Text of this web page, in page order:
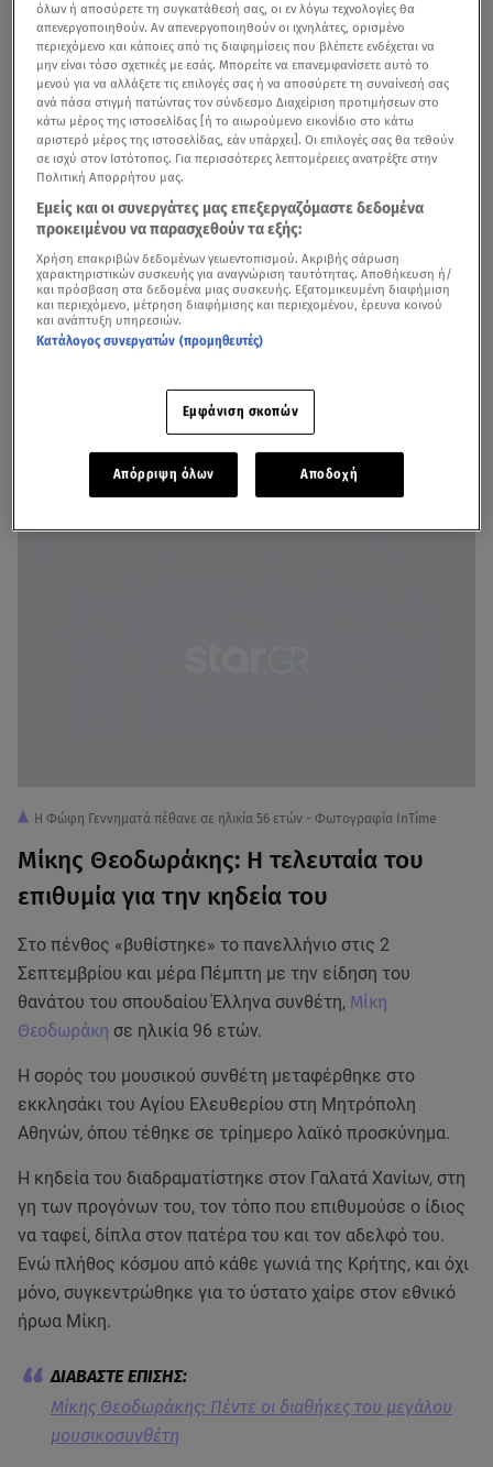
κυκλοφόρησε η τραγική είδηση του θανάτου τηςΦώφης
Γεννηματάσε ηλικία 56 ετών.
Μέχρι να νοσηλευτεί στον «Ευαγγελισμό» στις 12
Οκτωβρίου παρέμενε πιστή στα καθήκοντά της και 13
μέρες μετά τη νοσηλεία της «λύγισε», δίνοντας μέχρι το
τέλος γενναία μάχη με τον καρκίνο.
Οικογένεια, φίλοι, αλλά και ο πολιτικός κόσμος
σύσσωμος βρέθηκαν στη Μητρόπολη Αθηνών για να
πουν το τελευταίο «αντίο».
Τραγικές φιγούρες ο σύζυγός της, Ανδρέας, και τα τρία
τους παδιά, Αιμίλια, Κατερίνα, Γιώργος, που εκφώνησαν
Συγκίνηση στο 40ημερο μνημόσυνο της Φώφης
Γεννηματά
Η Φώφη Γεννηματά πέθανε σε ηλικία 56 ετών - Φωτογραφία InTime
Μίκης Θεοδωράκης: Η τελευταία του
επιθυμία για την κηδεία του
Στο πένθος «βυθίστηκε» το πανελλήνιο στις 2
Σεπτεμβρίου και μέρα Πέμπτη με την είδηση του
θανάτου του σπουδαίου Έλληνα συνθέτη, Μίκη
Θεοδωράκη σε ηλικία 96 ετών.
Η σορός του μουσικού συνθέτη μεταφέρθηκε στο
εκκλησάκι του Αγίου Ελευθερίου στη Μητρόπολη
Αθηνών, όπου τέθηκε σε τρίημερο λαϊκό προσκύνημα.
Η κηδεία του διαδραματίστηκε στον Γαλατά Χανίων, στη
γη των προγόνων του, τον τόπο που επιθυμούσε ο ίδιος
να ταφεί, δίπλα στον πατέρα του και τον αδελφό του.
Ενώ πλήθος κόσμου από κάθε γωνιά της Κρήτης, και όχι
μόνο, συγκεντρώθηκε για το ύστατο χαίρε στον εθνικό
ήρωα Μίκη.
Μίκης Θεοδωράκης: Πέντε οι διαθήκες του μεγάλου
μουσικοσυνθέτη
όλων ή αποσύρετε τη συγκατάθεσή σας, οι εν λόγω τεχνολογίες θα
απενεργοποιηθούν. Αν απενεργοποιηθούν οι ιχνηλάτες, ορισμένο
περιεχόμενο και κάποιες από τις διαφημίσεις που βλέπετε ενδέχεται να
μην είναι τόσο σχετικές με εσάς. Μπορείτε να επανεμφανίσετε αυτό το
μενού για να αλλάξετε τις επιλογές σας ή να αποσύρετε τη συναίνεσή σας
ανά πάσα στιγμή πατώντας τον σύνδεσμο Διαχείριση προτιμήσεων στο
κάτω μέρος της ιστοσελίδας [ή το αιωρούμενο εικονίδιο στο κάτω
αριστερό μέρος της ιστοσελίδας, εάν υπάρχει]. Οι επιλογές σας θα τεθούν
σε ισχύ στον Ιστότοπος. Για περισσότερες λεπτομέρειες ανατρέξτε στην
Πολιτική Απορρήτου μας.
Εμείς και οι συνεργάτες μας επεξεργαζόμαστε δεδομένα
προκειμένου να παρασχεθούν τα εξής:
Χρήση επακριβών δεδομένων γεωεντοπισμού. Ακριβής σάρωση
χαρακτηριστικών συσκευής για αναγνώριση ταυτότητας. Αποθήκευση ή/
και πρόσβαση στα δεδομένα μιας συσκευής. Εξατομικευμένη διαφήμιση
και περιεχόμενο, μέτρηση διαφήμισης και περιεχομένου, έρευνα κοινού
και ανάπτυξη υπηρεσιών.
Κατάλογος συνεργατών (προμηθευτές)
Εμφάνιση σκοπών
Απόρριψη όλων Αποδοχή